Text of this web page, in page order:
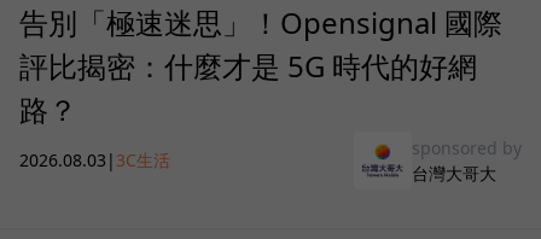
告別「極速迷思」！Opensignal 國際
評比揭密：什麼才是 5G 時代的好網
路？
2026.08.03 | 3C生活
sponsored by
台灣大哥大